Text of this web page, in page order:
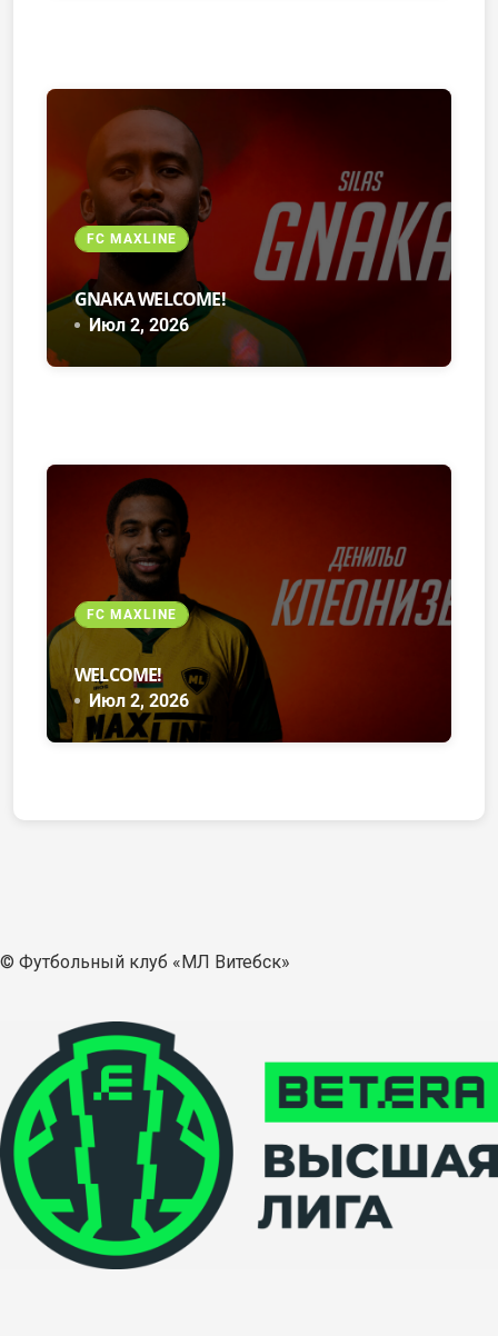
FC MAXLINE
GNAKA WELCOME!
Июл 2, 2026
FC MAXLINE
WELCOME!
Июл 2, 2026
© Футбольный клуб «МЛ Витебск»